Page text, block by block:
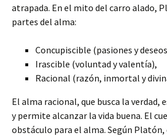
atrapada. En el mito del carro alado,
partes del alma:
Concupiscible (pasiones y
Irascible (voluntad y valentía),
Racional (razón, inmortal y
El alma racional, que busca la verdad,
y permite alcanzar la vida buena. El
obstáculo para el alma. Según